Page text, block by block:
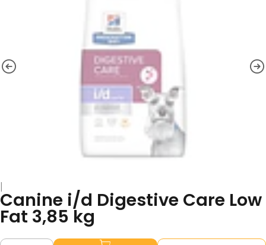
Canine i/d Digestive Care Low
Fat 3,85 kg